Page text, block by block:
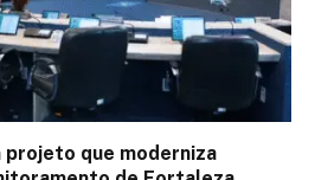
projeto que moderniza